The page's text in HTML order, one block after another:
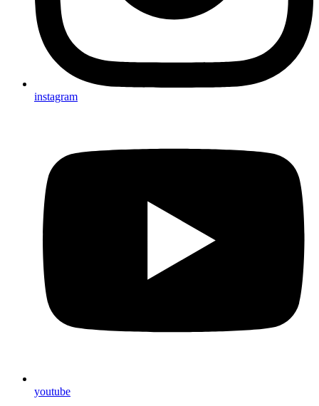
instagram
youtube